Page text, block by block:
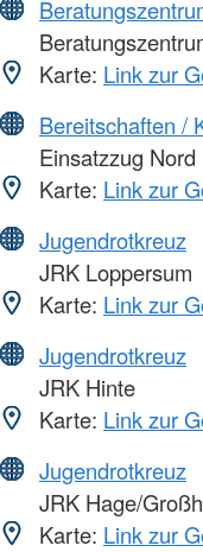
Karte: Link zur
Bereitschaften /
Einsatzzug Nord
Karte: Link zur
Jugendrotkreuz
JRK Loppersum
Karte: Link zur
Jugendrotkreuz
JRK Hinte
Karte: Link zur
Jugendrotkreuz
JRK Hage/
Karte: Link zur